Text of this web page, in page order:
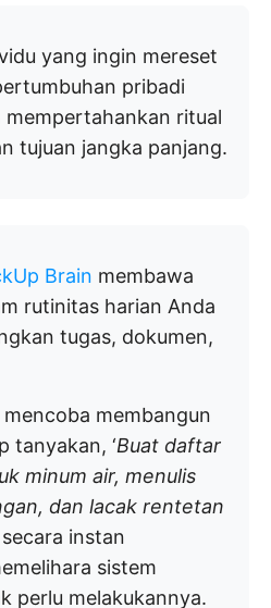
yang ingin mereset
pribadi
mempertahankan ritual
tujuan jangka panjang.
Brain membawa
rutinitas harian Anda
tugas, dokumen,
membangun
tanyakan, ‘Buat daftar
minum air, menulis
dan lacak rentetan
instan
sistem
perlu melakukannya.